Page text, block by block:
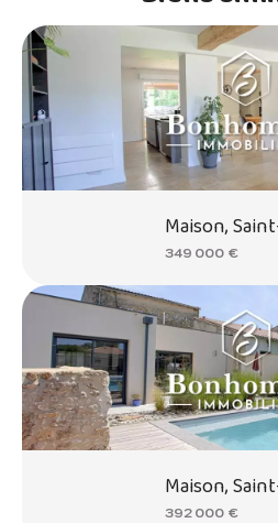
Maison,
349 000 €
Maison,
392 000 €